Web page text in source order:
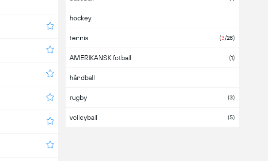
Australia
Austria
Azerbaijan
Bahamas
Bahrain
Bangladesh
hockey
tennis (3/28)
AMERIKANSK fotball (1)
håndball
rugby (3)
volleyball (5)